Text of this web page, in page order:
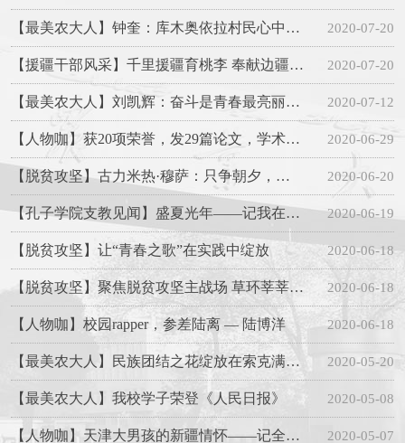
【最美农大人】钟奎：库木奥依拉村民心中最中意的“平头哥” 2020-07-20
【援疆干部风采】千里援疆育桃李 奉献边疆践使命 2020-07-20
【最美农大人】刘凯辉：奋斗是青春最亮丽的底色 2020-07-12
【人物咖】获20项荣誉，发29篇论文，学术牛人— 李典鹏 2020-06-29
【脱贫攻坚】古力米热·穆萨：只争朝夕，不负韶华，助力打赢脱贫攻坚战 2020-06-20
【孔子学院支教见闻】盛夏光年——记我在巴基斯坦的汉教时光 2020-06-19
【脱贫攻坚】让“青春之歌”在实践中绽放 2020-06-18
【脱贫攻坚】聚焦脱贫攻坚主战场 草环莘莘学子在行动 2020-06-18
【人物咖】校园rapper，参差陆离 — 陆博洋 2020-06-18
【最美农大人】民族团结之花绽放在索克满——记索克满村结亲干部艾尼瓦尔·阿合买提 2020-05-20
【最美农大人】我校学子荣登《人民日报》 2020-05-08
【人物咖】天津大男孩的新疆情怀——记全国和自治区优秀共青团员王宇譞 2020-05-07